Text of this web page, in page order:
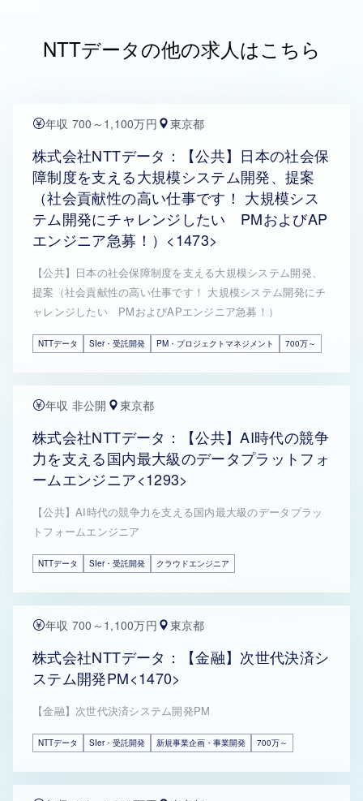
NTTデータの他の求人はこちら
年収 700～1,100万円 東京都
株式会社NTTデータ：【公共】日本の社会保
障制度を支える大規模システム開発、提案
（社会貢献性の高い仕事です！ 大規模シス
テム開発にチャレンジしたい PMおよびAP
エンジニア急募！）<1473>
【公共】日本の社会保障制度を支える大規模システム開発、
提案（社会貢献性の高い仕事です！ 大規模システム開発にチ
ャレンジしたい PMおよびAPエンジニア急募！）
NTTデータ SIer・受託開発 PM・プロジェクトマネジメント 700万～
年収 非公開 東京都
株式会社NTTデータ：【公共】AI時代の競争
力を支える国内最大級のデータプラットフォ
ームエンジニア<1293>
【公共】AI時代の競争力を支える国内最大級のデータプラッ
トフォームエンジニア
NTTデータ SIer・受託開発 クラウドエンジニア
年収 700～1,100万円 東京都
株式会社NTTデータ：【金融】次世代決済シ
ステム開発PM<1470>
【金融】次世代決済システム開発PM
NTTデータ SIer・受託開発 新規事業企画・事業開発 700万～